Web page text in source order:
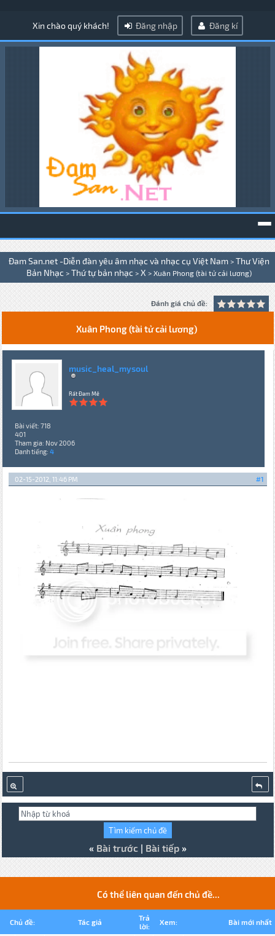
Xin chào quý khách! Đăng nhập Đăng kí
Đam San.net -Diễn đàn yêu âm nhạc và nhạc cụ Việt Nam > Thư Viện
Bản Nhạc > Thứ tự bản nhạc > X > Xuân Phong (tài tử cải lương)
Đánh giá chủ đề:
Xuân Phong (tài tử cải lương)
music_heal_mysoul
Rất Đam Mê
Bài viết: 718
401
Tham gia: Nov 2006
Danh tiếng: 4
#1
02-15-2012, 11:46 PM
« Bài trước| Bài tiếp»
Có thể liên quan đến chủ đề...
Chủ đề: Tác giả
Trả
lời:
Xem: Bài mới nhất